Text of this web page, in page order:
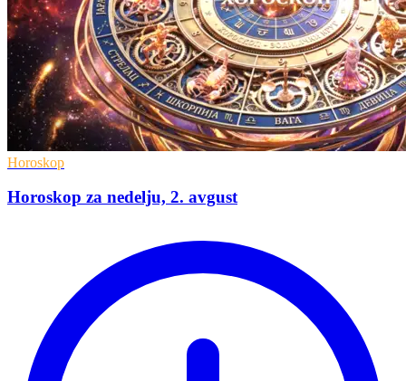
Horoskop
Horoskop za nedelju, 2. avgust